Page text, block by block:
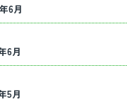
6月
6月
5月